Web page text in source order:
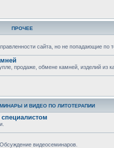
ПРОЧЕЕ
сайта, но не попадающие по
продаже, обмене камней, изделий из
И ВИДЕО ПО ЛИТОТЕРАПИИ
видеосеминаров.